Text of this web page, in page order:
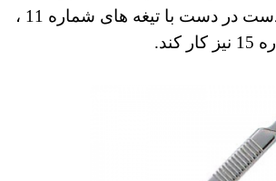
اعتماد می تواند دست در دست با تیغه های شماره 11 ،